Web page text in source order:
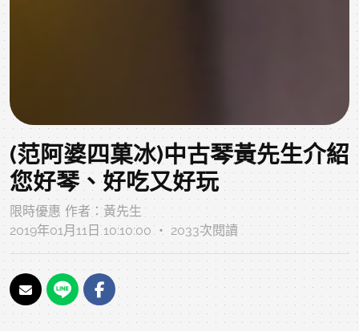
(范阿婆四菓冰)中古琴黃先生介紹
您好琴、好吃又好玩
限時優惠 作者：黃先生
2019年01月11日 10:10:00 ‧ 2033次閱讀